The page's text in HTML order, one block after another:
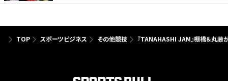
TOP スポーツビジネス その他競技 『TANAHASHI JAM』棚橋＆丸藤